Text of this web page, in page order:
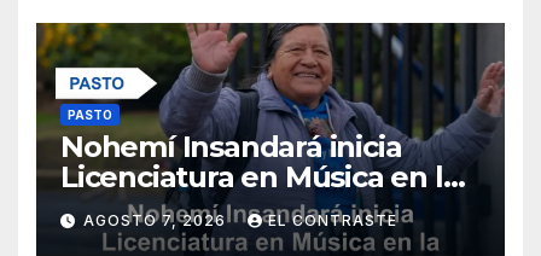
PASTO
Nohemí Insandará inicia
Licenciatura en Música en la
Universidad de Nariño
AGOSTO 7, 2026 EL CONTRASTE